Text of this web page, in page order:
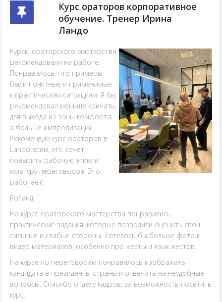
Курс ораторов корпоративное
обучение. Тренер Ирина
Ландо
Курсы ораторского мастерства
рекомендовали на работе.
Понравилось, что примеры
были понятные и применимые
к практическим ситуациям. Я бы
рекомендовал меньше кричать,
для выхода из зоны комфорта,
а больше импровизации.
Рекомендую курс ораторов в
Lando всем, кто хочет
повысить рабочую этику и
культуру переговоров. Это
работает!
Роланд
На курсе ораторского мастерства понравились
практические задания, которые позволили оценить свои
сильные и слабые стороны. Хотелось бы больше фото и
видео материалов, особенно про жесты и язык жестов.
На курсе по переговорам понравилось изображать
кандидата в президенты страны и отвечать на неудобные
вопросы. Спасибо отделу кадров, за возможность посетить
курс.